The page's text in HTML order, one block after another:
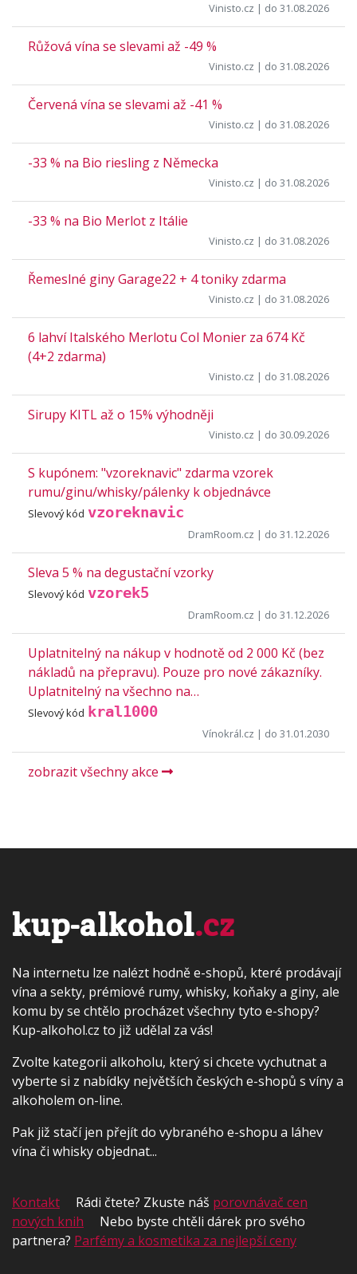
Vinisto.cz | do 31.08.2026
Růžová vína se slevami až -49 %
Vinisto.cz | do 31.08.2026
Červená vína se slevami až -41 %
Vinisto.cz | do 31.08.2026
-33 % na Bio riesling z Německa
Vinisto.cz | do 31.08.2026
-33 % na Bio Merlot z Itálie
Vinisto.cz | do 31.08.2026
Řemeslné giny Garage22 + 4 toniky zdarma
Vinisto.cz | do 31.08.2026
6 lahví Italského Merlotu Col Monier za 674 Kč
(4+2 zdarma)
Vinisto.cz | do 31.08.2026
Sirupy KITL až o 15% výhodněji
Vinisto.cz | do 30.09.2026
S kupónem: "vzoreknavic" zdarma vzorek
rumu/ginu/whisky/pálenky k objednávce
Slevový kód vzoreknavic
DramRoom.cz | do 31.12.2026
Sleva 5 % na degustační vzorky
Slevový kód vzorek5
DramRoom.cz | do 31.12.2026
Uplatnitelný na nákup v hodnotě od 2 000 Kč (bez
nákladů na přepravu). Pouze pro nové zákazníky.
Uplatnitelný na všechno na…
Slevový kód kral1000
Vínokrál.cz | do 31.01.2030
zobrazit všechny akce
kup-alkohol.cz
Na internetu lze nalézt hodně e-shopů, které prodávají
vína a sekty, prémiové rumy, whisky, koňaky a giny, ale
komu by se chtělo procházet všechny tyto e-shopy?
Kup-alkohol.cz to již udělal za vás!
Zvolte kategorii alkoholu, který si chcete vychutnat a
vyberte si z nabídky největších českých e-shopů s víny a
alkoholem on-line.
Pak již stačí jen přejít do vybraného e-shopu a láhev
vína či whisky objednat...
Kontakt Rádi čtete? Zkuste náš porovnávač cen
nových knih
Nebo byste chtěli dárek pro svého
partnera? Parfémy a kosmetika za nejlepší ceny